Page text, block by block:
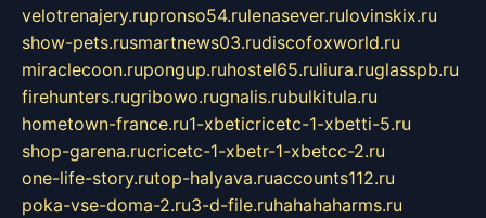
velotrenajery.rupronso54.rulenasever.rulovinskix.ru
show-pets.rusmartnews03.rudiscofoxworld.ru
miraclecoon.rupongup.ruhostel65.ruliura.ruglasspb.ru
firehunters.rugribowo.rugnalis.rubulkitula.ru
hometown-france.ru1-xbeticricetc-1-xbetti-5.ru
shop-garena.rucricetc-1-xbetr-1-xbetcc-2.ru
one-life-story.rutop-halyava.ruaccounts112.ru
poka-vse-doma-2.ru3-d-file.ruhahahaharms.ru